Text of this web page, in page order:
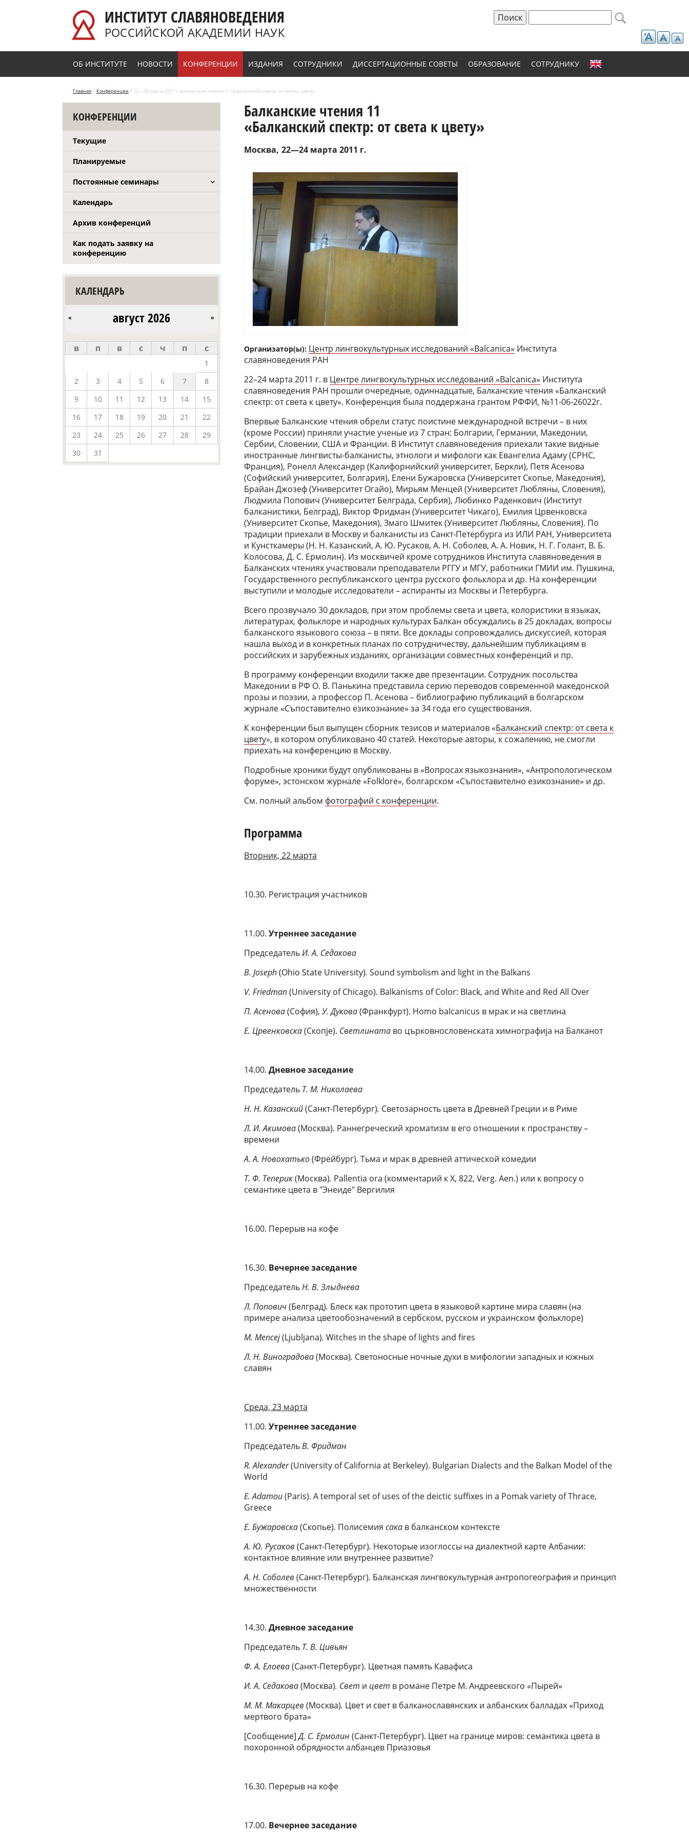
ИНСТИТУТ СЛАВЯНОВЕДЕНИЯ
РОССИЙСКОЙ АКАДЕМИИ НАУК Форма поиска
ОБ ИНСТИТУТЕ НОВОСТИ КОНФЕРЕНЦИИ ИЗДАНИЯ СОТРУДНИКИ ДИССЕРТАЦИОННЫЕ СОВЕТЫ ОБРАЗОВАНИЕ СОТРУДНИКУ
Главная / Конференции / 22—24 марта 2011 г. Балканские чтения 11 «Балканский спектр: от света к цвету»
КОНФЕРЕНЦИИ
Текущие
Планируемые
Постоянные семинары
Календарь
Архив конференций
Как подать заявку на
конференцию
КАЛЕНДАРЬ
август 2026
« »
в п в с ч п с
1
2
3 4 5 6 7
8
9
10 11 12 13 14
15
16
17 18 19 20 21
22
23
24 25 26 27 28
29
30
31
Балканские чтения 11
«Балканский спектр: от света к цвету»
Москва 22—24 марта 2011 г.
Организатор(ы): Центр лингвокультурных иcследований «Balcanica» Института
славяноведения РАН
22–24 марта 2011 г. в Центре лингвокультурных иcследований «Balcanica» Института
славяноведения РАН прошли очередные, одиннадцатые, Балканские чтения «Балканский
спектр: от света к цвету». Конференция была поддержана грантом РФФИ, №11-06-26022г.
Впервые Балканские чтения обрели статус поистине международной встречи – в них
(кроме России) приняли участие ученые из 7 стран: Болгарии, Германии, Македонии,
Сербии, Словении, США и Франции. В Институт славяноведения приехали такие видные
иностранные лингвисты-балканисты, этнологи и мифологи как Евангелиа Адаму (СРНС,
Франция), Ронелл Александер (Калифорнийский университет, Беркли), Петя Асенова
(Софийский университет, Болгария), Елени Бужаровска (Университет Скопье, Македония),
Брайан Джозеф (Университет Огайо), Мирьям Менцей (Университет Любляны, Словения),
Людмила Попович (Университет Белграда, Сербия), Любинко Раденкович (Институт
балканистики, Белград), Виктор Фридман (Университет Чикаго), Емилия Црвенковска
(Университет Скопье, Македония), Змаго Шмитек (Университет Любляны, Словения). По
традиции приехали в Москву и балканисты из Санкт-Петербурга из ИЛИ РАН, Университета
и Кунсткамеры (Н. Н. Казанский, А. Ю. Русаков, А. Н. Соболев, А. А. Новик, Н. Г. Голант, В. Б.
Колосова, Д. С. Ермолин). Из москвичей кроме сотрудников Института славяноведения в
Балканских чтениях участвовали преподаватели РГГУ и МГУ, работники ГМИИ им. Пушкина,
Государственного республиканского центра русского фольклора и др. На конференции
выступили и молодые исследователи – аспиранты из Москвы и Петербурга.
Всего прозвучало 30 докладов, при этом проблемы света и цвета, колористики в языках,
литературах, фольклоре и народных культурах Балкан обсуждались в 25 докладах, вопросы
балканского языкового союза – в пяти. Все доклады сопровождались дискуссией, которая
нашла выход и в конкретных планах по сотрудничеству, дальнейшим публикациям в
российских и зарубежных изданиях, организации совместных конференций и пр.
В программу конференции входили также две презентации. Сотрудник посольства
Македонии в РФ О. В. Панькина представила серию переводов современной македонской
прозы и поэзии, а профессор П. Асенова – библиографию публикаций в болгарском
журнале «Съпоставително езикознание» за 34 года его существования.
К конференции был выпущен сборник тезисов и материалов «Балканский спектр: от света к
цвету», в котором опубликовано 40 статей. Некоторые авторы, к сожалению, не смогли
приехать на конференцию в Москву.
Подробные хроники будут опубликованы в «Вопросах языкознания», «Антропологическом
форуме», эстонском журнале «Folklore», болгарском «Съпоставително езикознание» и др.
См. полный альбом фотографий с конференции.
Программа
Вторник, 22 марта
10.30. Регистрация участников
11.00. Утреннее заседание
ПредседательИ. А. Седакова
B. Joseph(Ohio State University). Sound symbolism and light in the Balkans
V. Friedman(University of Chicago). Balkanisms of Color: Black, and White and Red All Over
П. Асенова(София), У. Дукова(Франкфурт). Homo balcanicus в мрак и на светлина
Е. Црвенковска(Скопjе). Светлината во църковнословенската химнографиja на Балканот
14.00. Дневное заседание
Председатель Т. М. Николаева
Н. Н. Казанский(Санкт-Петербург). Светозарность цвета в Древней Греции и в Риме
Л. И. Акимова(Москва). Раннегреческий хроматизм в его отношении к пространству –
времени
А. А. Новохатько(Фрейбург). Тьма и мрак в древней аттической комедии
Т. Ф. Теперик(Москва). Pallentia ora (комментарий к X, 822, Verg. Aen.) или к вопросу о
семантике цвета в "Энеиде" Вергилия
16.00. Перерыв на кофе
16.30. Вечернее заседание
ПредседательН. В. Злыднева
Л. Попович(Белград). Блеск как прототип цвета в языковой картине мира славян (на
примере анализа цветообозначений в сербском, русском и украинском фольклоре)
M. Mencej(Ljubljana). Witches in the shape of lights and fires
Л. Н. Виноградова(Москва). Светоносные ночные духи в мифологии западных и южных
славян
Среда, 23 марта
11.00. Утреннеезаседание
ПредседательВ. Фридман
R. Alexander(University of California at Berkeley). Bulgarian Dialects and the Balkan Model of the
World
E. Adamou(Paris). A temporal set of uses of the deictic suffixes in a Pomak variety of Thrace,
Greece
Е. Бужаровска(Скопье). Полисемия сака в балканском контексте
А. Ю. Русаков (Санкт-Петербург). Некоторые изоглоссы на диалектной карте Албании:
контактное влияние или внутреннее развитие?
А. Н. Соболев (Санкт-Петербург). Балканская лингвокультурная антропогеография и принцип
множественности
14.30. Дневное заседание
Председатель Т. В. Цивьян
Ф. А. Елоева(Санкт-Петербург). Цветная память Кавафиса
И. А. Седакова(Москва). Свет и цвет в романе Петре М. Андреевского «Пырей»
М. М. Макарцев (Москва). Цвет и свет в балканославянских и албанских балладах «Приход
мертвого брата»
[Сообщение]Д. С. Ермолин (Санкт-Петербург). Цвет на границе миров: семантика цвета в
похоронной обрядности албанцев Приазовья
16.30. Перерыв на кофе
17.00. Вечернее заседание